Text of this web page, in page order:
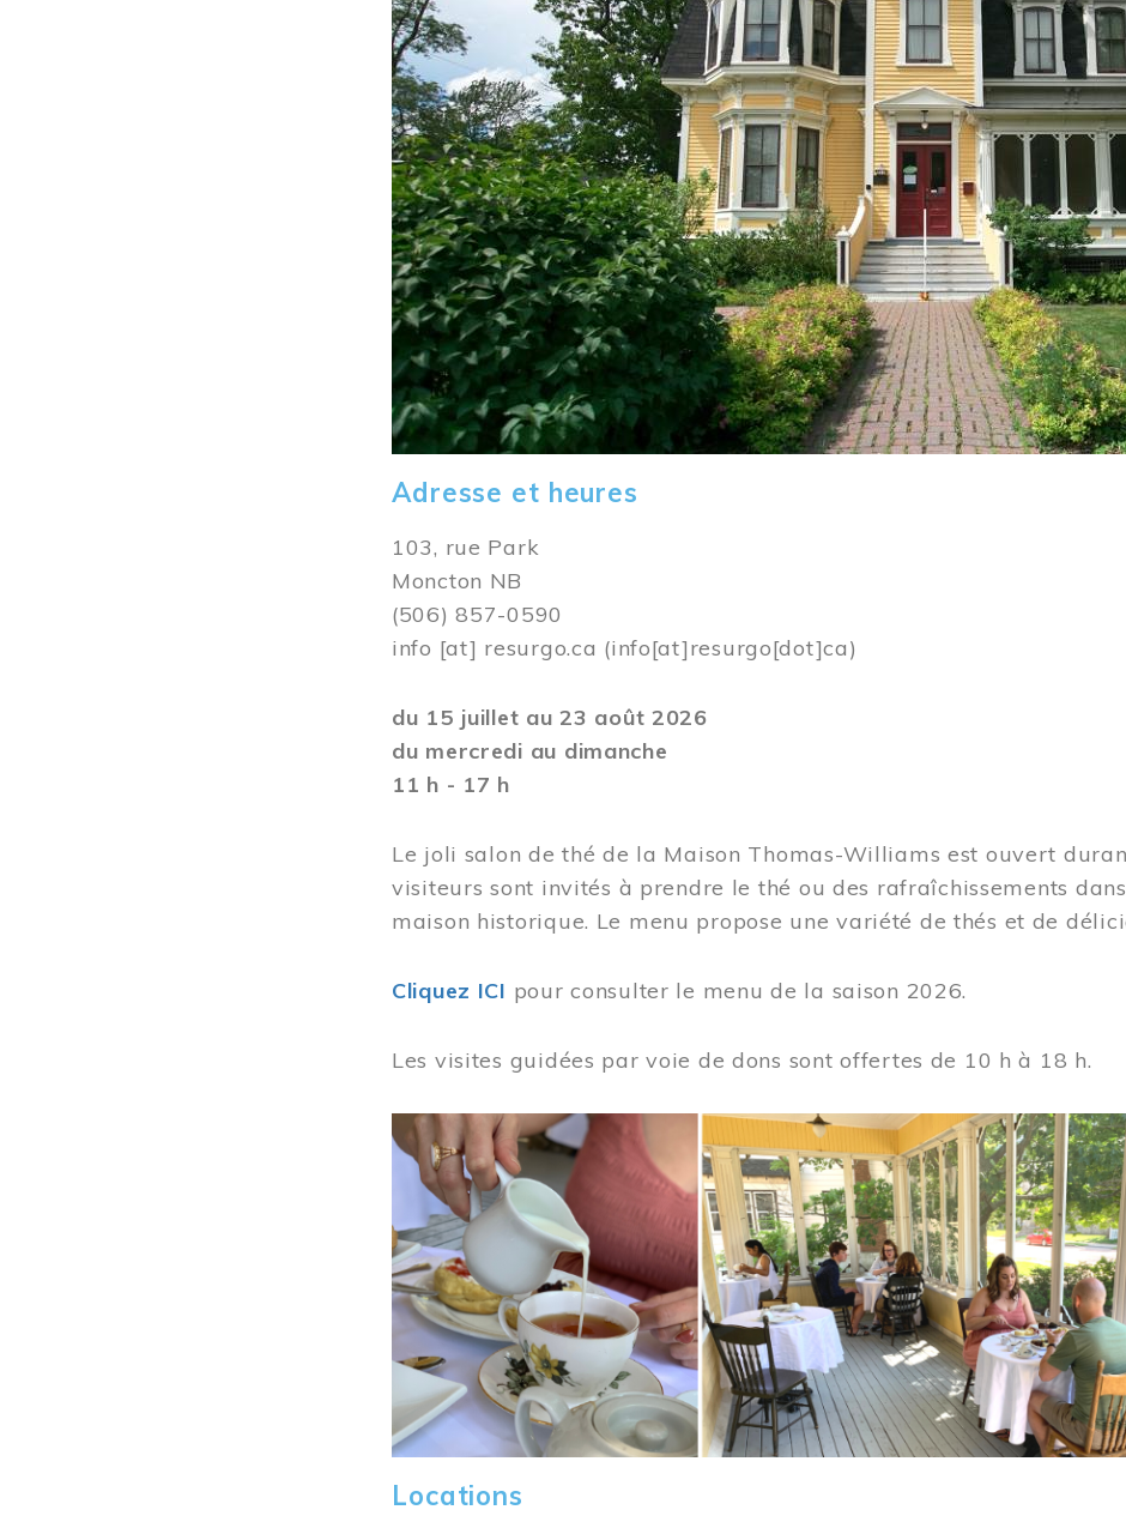
Adresse et heures
103, rue Park
Moncton NB
(506) 857-0590
info [at] resurgo.ca (info[at]resurgo[dot]ca)
du 15 juillet au 23 août 2026
du mercredi au dimanche
11 h - 17 h
Le joli salon de thé de la Maison Thomas-Williams est ouvert
visiteurs sont invités à prendre le thé ou des rafraîchissements
maison historique. Le menu propose une variété de thés et de
Cliquez ICI pour consulter le menu de la saison 2026.
Les visites guidées par voie de dons sont offertes de 10 h à 18 h.
Image
Locations